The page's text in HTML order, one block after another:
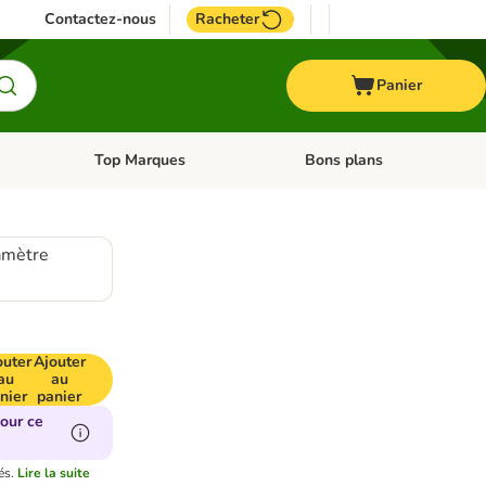
Contactez-nous Racheter
Panier
Oiseau
Dérouler les catégories: Cheval
Top Marques Dérouler les catégories: Top
Bons plans
Ajouter
au
panier
ce
Lire la suite